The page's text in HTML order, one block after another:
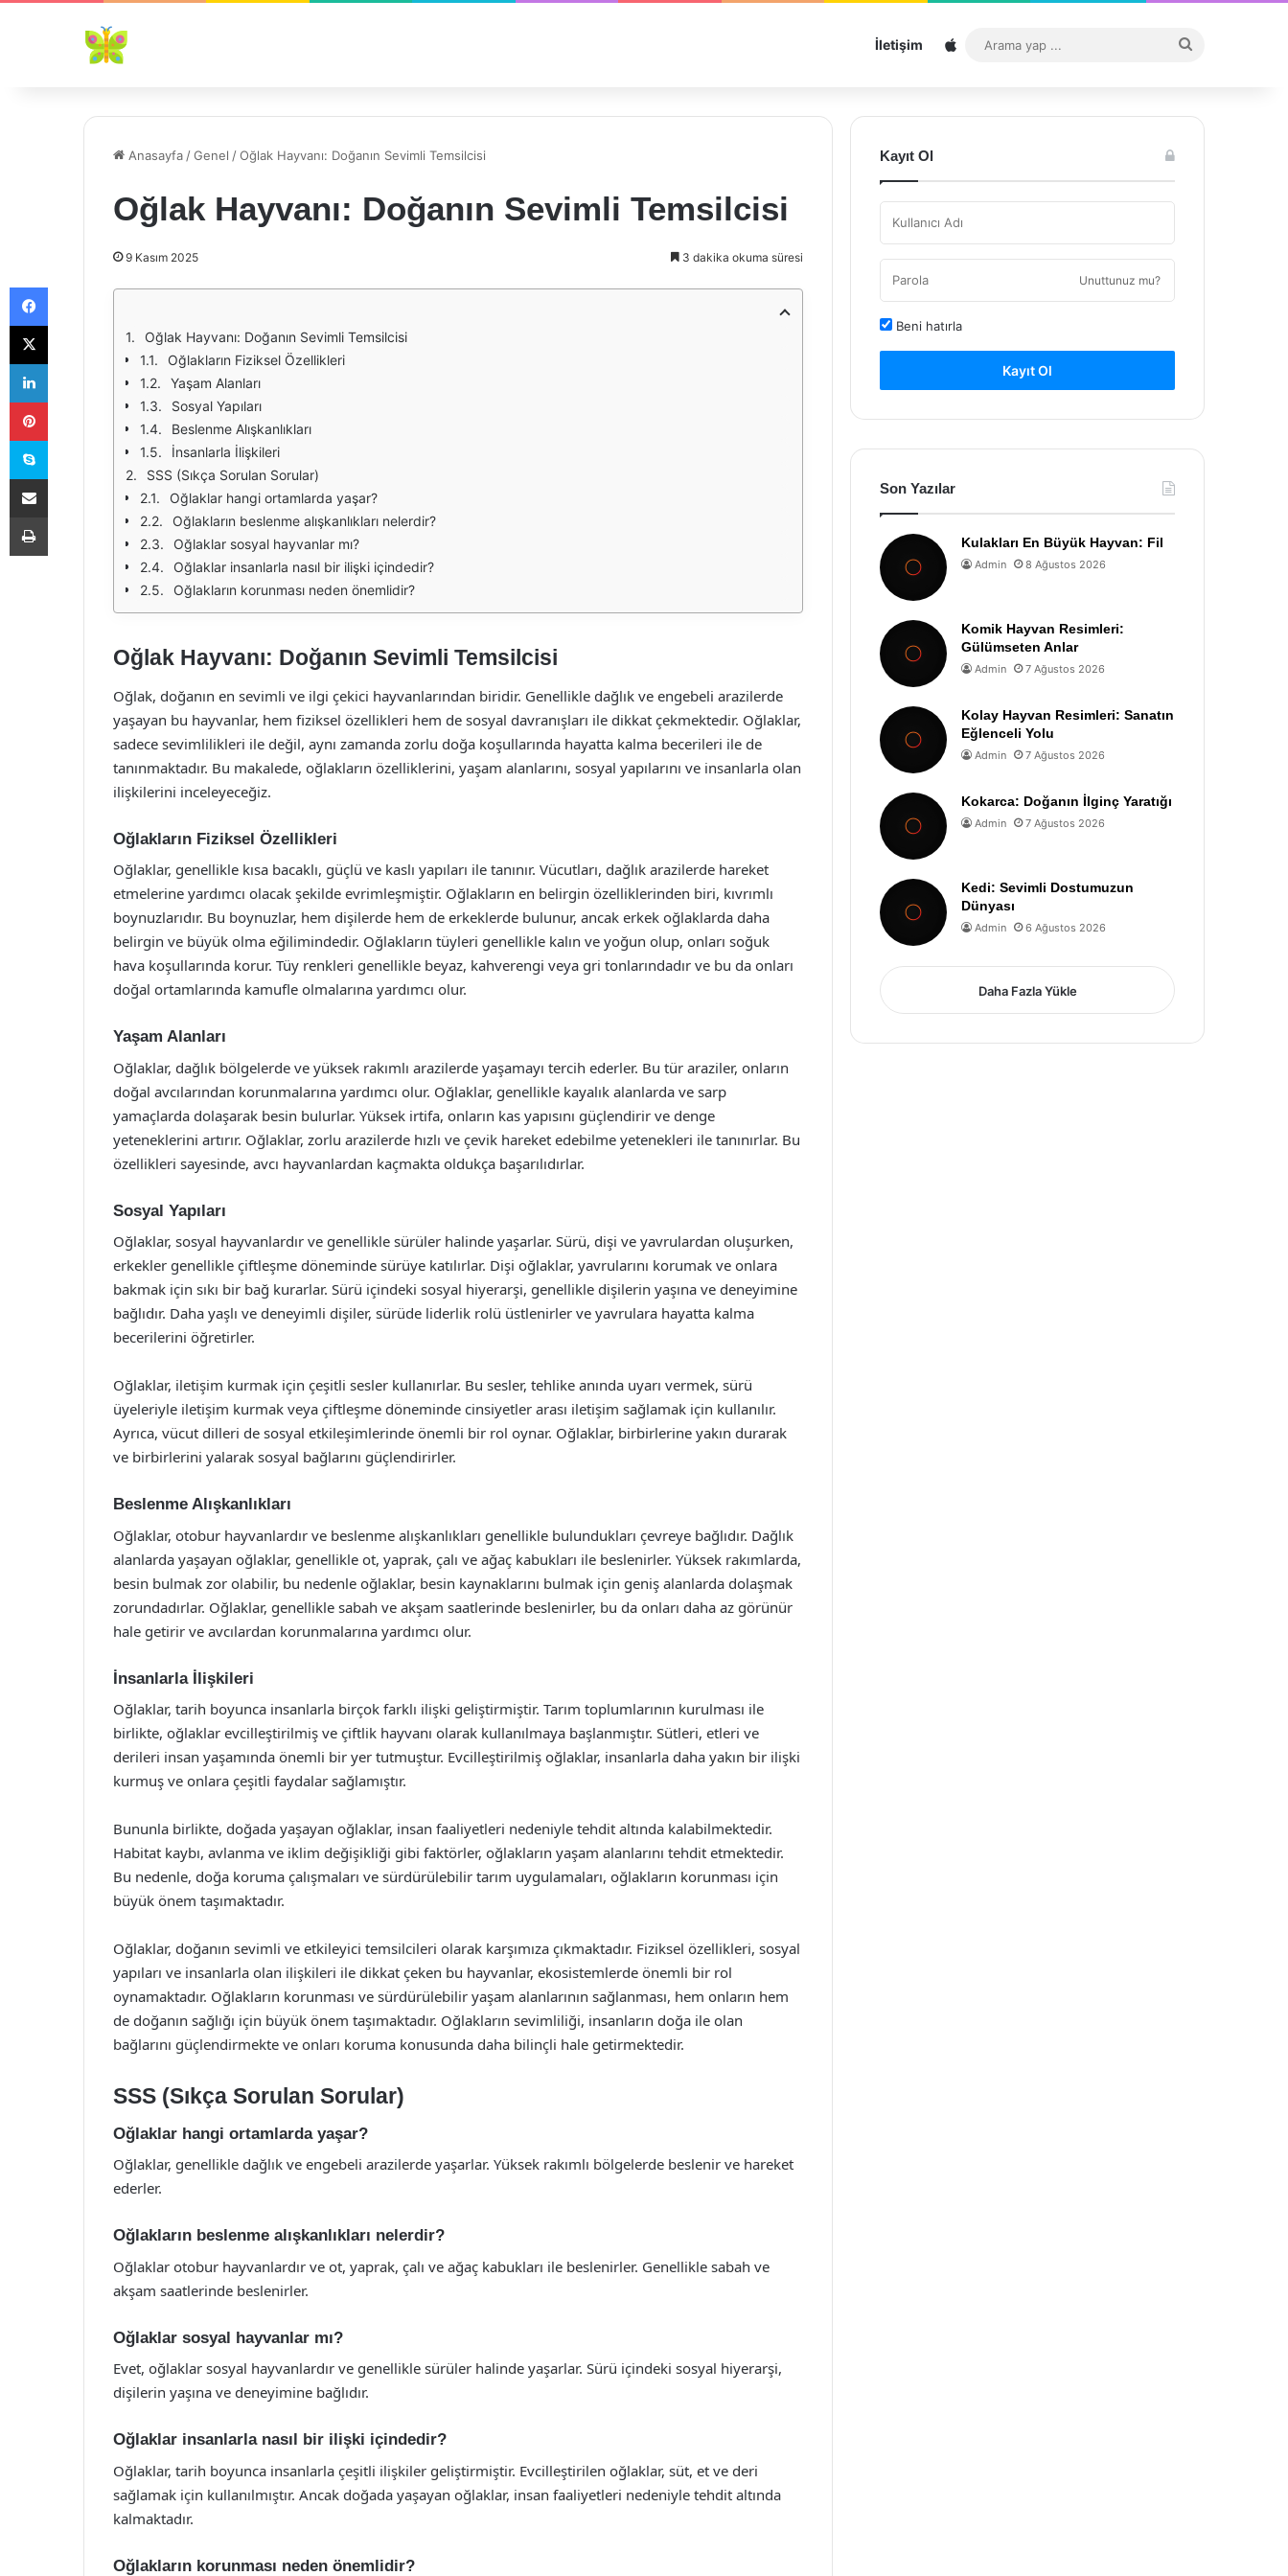
İletişim Sitemap
...
Anasayfa /Genel /Oğlak Hayvanı: Doğanın Sevimli Temsilcisi
Oğlak Hayvanı: Doğanın Sevimli Temsilcisi
9 Kasım 2025 3 dakika okuma süresi
Oğlak Hayvanı: Doğanın Sevimli Temsilcisi
Oğlakların Fiziksel Özellikleri
Yaşam Alanları
Sosyal Yapıları
Beslenme Alışkanlıkları
İnsanlarla İlişkileri
SSS (Sıkça Sorulan Sorular)
Oğlaklar hangi ortamlarda yaşar?
Oğlakların beslenme alışkanlıkları nelerdir?
Oğlaklar sosyal hayvanlar mı?
Oğlaklar insanlarla nasıl bir ilişki içindedir?
Oğlakların korunması neden önemlidir?
Oğlak Hayvanı: Doğanın Sevimli Temsilcisi
Oğlak, doğanın en sevimli ve ilgi çekici hayvanlarından biridir. Genellikle dağlık ve engebeli arazilerde
yaşayan bu hayvanlar, hem fiziksel özellikleri hem de sosyal davranışları ile dikkat çekmektedir. Oğlaklar,
sadece sevimlilikleri ile değil, aynı zamanda zorlu doğa koşullarında hayatta kalma becerileri ile de
tanınmaktadır. Bu makalede, oğlakların özelliklerini, yaşam alanlarını, sosyal yapılarını ve insanlarla olan
ilişkilerini inceleyeceğiz.
Oğlakların Fiziksel Özellikleri
Oğlaklar, genellikle kısa bacaklı, güçlü ve kaslı yapıları ile tanınır. Vücutları, dağlık arazilerde hareket
etmelerine yardımcı olacak şekilde evrimleşmiştir. Oğlakların en belirgin özelliklerinden biri, kıvrımlı
boynuzlarıdır. Bu boynuzlar, hem dişilerde hem de erkeklerde bulunur, ancak erkek oğlaklarda daha
belirgin ve büyük olma eğilimindedir. Oğlakların tüyleri genellikle kalın ve yoğun olup, onları soğuk
hava koşullarında korur. Tüy renkleri genellikle beyaz, kahverengi veya gri tonlarındadır ve bu da onları
doğal ortamlarında kamufle olmalarına yardımcı olur.
Yaşam Alanları
Oğlaklar, dağlık bölgelerde ve yüksek rakımlı arazilerde yaşamayı tercih ederler. Bu tür araziler, onların
doğal avcılarından korunmalarına yardımcı olur. Oğlaklar, genellikle kayalık alanlarda ve sarp
yamaçlarda dolaşarak besin bulurlar. Yüksek irtifa, onların kas yapısını güçlendirir ve denge
yeteneklerini artırır. Oğlaklar, zorlu arazilerde hızlı ve çevik hareket edebilme yetenekleri ile tanınırlar. Bu
özellikleri sayesinde, avcı hayvanlardan kaçmakta oldukça başarılıdırlar.
Sosyal Yapıları
Oğlaklar, sosyal hayvanlardır ve genellikle sürüler halinde yaşarlar. Sürü, dişi ve yavrulardan oluşurken,
erkekler genellikle çiftleşme döneminde sürüye katılırlar. Dişi oğlaklar, yavrularını korumak ve onlara
bakmak için sıkı bir bağ kurarlar. Sürü içindeki sosyal hiyerarşi, genellikle dişilerin yaşına ve deneyimine
bağlıdır. Daha yaşlı ve deneyimli dişiler, sürüde liderlik rolü üstlenirler ve yavrulara hayatta kalma
becerilerini öğretirler.
Oğlaklar, iletişim kurmak için çeşitli sesler kullanırlar. Bu sesler, tehlike anında uyarı vermek, sürü
üyeleriyle iletişim kurmak veya çiftleşme döneminde cinsiyetler arası iletişim sağlamak için kullanılır.
Ayrıca, vücut dilleri de sosyal etkileşimlerinde önemli bir rol oynar. Oğlaklar, birbirlerine yakın durarak
ve birbirlerini yalarak sosyal bağlarını güçlendirirler.
Beslenme Alışkanlıkları
Oğlaklar, otobur hayvanlardır ve beslenme alışkanlıkları genellikle bulundukları çevreye bağlıdır. Dağlık
alanlarda yaşayan oğlaklar, genellikle ot, yaprak, çalı ve ağaç kabukları ile beslenirler. Yüksek rakımlarda,
besin bulmak zor olabilir, bu nedenle oğlaklar, besin kaynaklarını bulmak için geniş alanlarda dolaşmak
zorundadırlar. Oğlaklar, genellikle sabah ve akşam saatlerinde beslenirler, bu da onları daha az görünür
hale getirir ve avcılardan korunmalarına yardımcı olur.
İnsanlarla İlişkileri
Oğlaklar, tarih boyunca insanlarla birçok farklı ilişki geliştirmiştir. Tarım toplumlarının kurulması ile
birlikte, oğlaklar evcilleştirilmiş ve çiftlik hayvanı olarak kullanılmaya başlanmıştır. Sütleri, etleri ve
derileri insan yaşamında önemli bir yer tutmuştur. Evcilleştirilmiş oğlaklar, insanlarla daha yakın bir ilişki
kurmuş ve onlara çeşitli faydalar sağlamıştır.
Bununla birlikte, doğada yaşayan oğlaklar, insan faaliyetleri nedeniyle tehdit altında kalabilmektedir.
Habitat kaybı, avlanma ve iklim değişikliği gibi faktörler, oğlakların yaşam alanlarını tehdit etmektedir.
Bu nedenle, doğa koruma çalışmaları ve sürdürülebilir tarım uygulamaları, oğlakların korunması için
büyük önem taşımaktadır.
Oğlaklar, doğanın sevimli ve etkileyici temsilcileri olarak karşımıza çıkmaktadır. Fiziksel özellikleri, sosyal
yapıları ve insanlarla olan ilişkileri ile dikkat çeken bu hayvanlar, ekosistemlerde önemli bir rol
oynamaktadır. Oğlakların korunması ve sürdürülebilir yaşam alanlarının sağlanması, hem onların hem
de doğanın sağlığı için büyük önem taşımaktadır. Oğlakların sevimliliği, insanların doğa ile olan
bağlarını güçlendirmekte ve onları koruma konusunda daha bilinçli hale getirmektedir.
SSS (Sıkça Sorulan Sorular)
Oğlaklar hangi ortamlarda yaşar?
Oğlaklar, genellikle dağlık ve engebeli arazilerde yaşarlar. Yüksek rakımlı bölgelerde beslenir ve hareket
ederler.
Oğlakların beslenme alışkanlıkları nelerdir?
Oğlaklar otobur hayvanlardır ve ot, yaprak, çalı ve ağaç kabukları ile beslenirler. Genellikle sabah ve
akşam saatlerinde beslenirler.
Oğlaklar sosyal hayvanlar mı?
Evet, oğlaklar sosyal hayvanlardır ve genellikle sürüler halinde yaşarlar. Sürü içindeki sosyal hiyerarşi,
dişilerin yaşına ve deneyimine bağlıdır.
Oğlaklar insanlarla nasıl bir ilişki içindedir?
Oğlaklar, tarih boyunca insanlarla çeşitli ilişkiler geliştirmiştir. Evcilleştirilen oğlaklar, süt, et ve deri
sağlamak için kullanılmıştır. Ancak doğada yaşayan oğlaklar, insan faaliyetleri nedeniyle tehdit altında
kalmaktadır.
Oğlakların korunması neden önemlidir?
Kayıt Ol
Unuttunuz mu?
Beni hatırla
Kayıt Ol
Son Yazılar
Kulakları En Büyük Hayvan: Fil
Admin 8 Ağustos 2026
Komik Hayvan Resimleri:
Gülümseten Anlar
Admin 7 Ağustos 2026
Kolay Hayvan Resimleri: Sanatın
Eğlenceli Yolu
Admin 7 Ağustos 2026
Kokarca: Doğanın İlginç Yaratığı
Admin 7 Ağustos 2026
Kedi: Sevimli Dostumuzun
Dünyası
Admin 6 Ağustos 2026
Daha Fazla Yükle
Facebook
X
LinkedIn
Pinterest
Skype
E-Posta ile paylaş